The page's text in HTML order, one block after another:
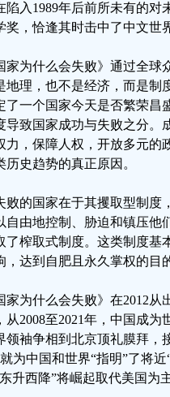
陷入1989年后前所未有的
奖，恰逢其时击中了中文世
家为什么会失败》通过全
地理，也不是经济，而是制
了一个国家今天是否繁荣昌
导致国家成功与失败之分。
力，保障人权，开放多元的
历史趋势的真正原因。
败的国家在于其攫取型制度
自由地控制、胁迫和镇压他
了榨取式制度。这类制度基
，达到自肥且永久掌权的目
家为什么会失败》在2012
从2008至2021年，中国成为
领袖争相到北京顶礼膜拜，
为中国和世界“指明”了将
升西降”将崛起取代美国为